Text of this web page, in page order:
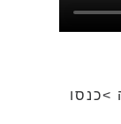
>כנסו